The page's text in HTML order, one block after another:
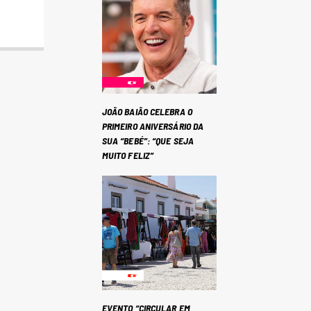
JOÃO BAIÃO CELEBRA O
PRIMEIRO ANIVERSÁRIO DA
SUA “BEBÉ”: “QUE SEJA
MUITO FELIZ”
EVENTO “CIRCULAR EM